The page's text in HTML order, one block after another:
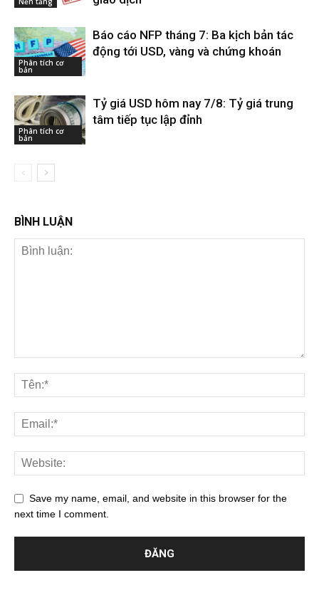
Phân tích cơ
bản
Báo cáo NFP tháng 7: Ba kịch bản tác
động tới USD, vàng và chứng khoán
Phân tích cơ
bản
Tỷ giá USD hôm nay 7/8: Tỷ giá trung
tâm tiếp tục lập đỉnh
BÌNH LUẬN
Save my name, email, and website in this browser for the
next time I comment.